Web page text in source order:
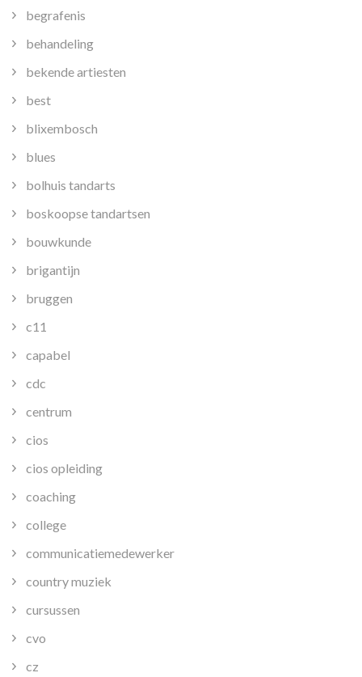
begrafenis
behandeling
bekende artiesten
best
blixembosch
blues
bolhuis tandarts
boskoopse tandartsen
bouwkunde
brigantijn
bruggen
c11
capabel
cdc
centrum
cios
cios opleiding
coaching
college
communicatiemedewerker
country muziek
cursussen
cvo
cz